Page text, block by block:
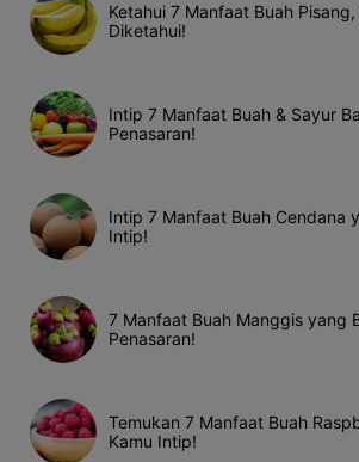
Ketahui 7 Manfaat Buah
Diketahui!
Intip 7 Manfaat Buah & Sayur
Penasaran!
Intip 7 Manfaat Buah Cendana
Intip!
7 Manfaat Buah Manggis yang
Penasaran!
Temukan 7 Manfaat Buah
Kamu Intip!